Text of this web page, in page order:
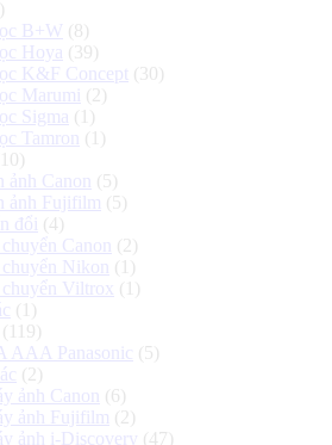
B+W (8)
Hoya (39)
K&F Concept (30)
Marumi (2)
Sigma (1)
Tamron
(1)
ảnh Canon
(5)
ảnh Fujifilm (5)
đổi (4)
Canon
(2)
Nikon
(1)
Viltrox (1)
(1)
(119)
AAA Panasonic (5)
(2)
ảnh Canon
(6)
ảnh Fujifilm (2)
ảnh i-Discovery (47)